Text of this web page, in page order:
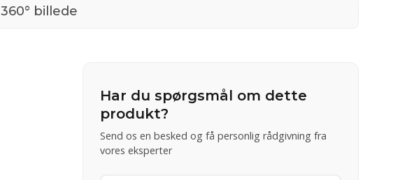
360° billede
Har du spørgsmål om dette
produkt?
Send os en besked og få personlig rådgivning fra
vores eksperter